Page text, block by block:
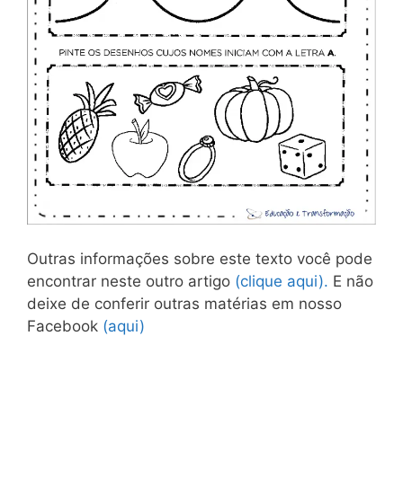
Outras informações sobre este texto você pode
encontrar neste outro artigo (clique aqui). E não
deixe de conferir outras matérias em nosso
Facebook (aqui)